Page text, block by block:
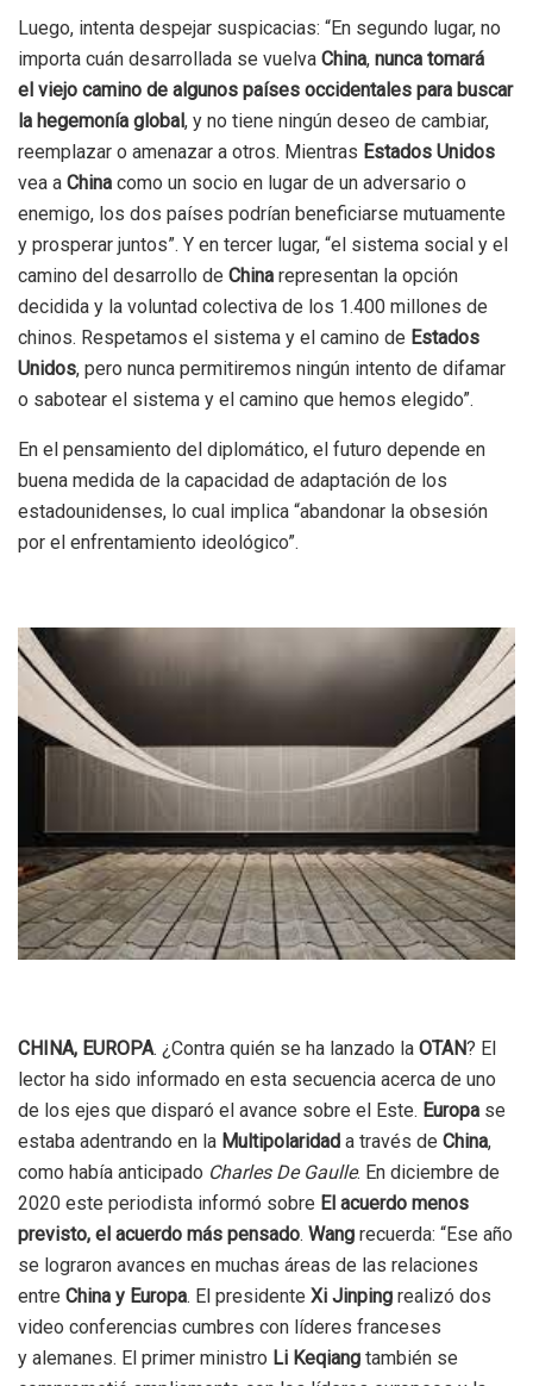
Luego, intenta despejar suspicacias: “En segundo lugar, no
importa cuán desarrollada se vuelva China, nunca tomará
el viejo camino de algunos países occidentales para buscar
la hegemonía global , y no tiene ningún deseo de cambiar,
reemplazar o amenazar a otros. Mientras Estados Unidos
vea a China como un socio en lugar de un adversario o
enemigo, los dos países podrían beneficiarse mutuamente
y prosperar juntos”. Y en tercer lugar, “el sistema social y el
camino del desarrollo de China representan la opción
decidida y la voluntad colectiva de los 1.400 millones de
chinos. Respetamos el sistema y el camino de Estados
Unidos, pero nunca permitiremos ningún intento de difamar
o sabotear el sistema y el camino que hemos elegido”.
En el pensamiento del diplomático, el futuro depende en
buena medida de la capacidad de adaptación de los
estadounidenses, lo cual implica “abandonar la obsesión
por el enfrentamiento ideológico”.
CHINA, EUROPA. ¿Contra quién se ha lanzado la OTAN? El
lector ha sido informado en esta secuencia acerca de uno
de los ejes que disparó el avance sobre el Este. Europa se
estaba adentrando en la Multipolaridad a través de China,
como había anticipado Charles De Gaulle. En diciembre de
2020 este periodista informó sobre El acuerdo menos
previsto, el acuerdo más pensado. Wang recuerda: “Ese año
se lograron avances en muchas áreas de las relaciones
entre China y Europa. El presidente Xi Jinping realizó dos
video conferencias cumbres con líderes franceses
y alemanes. El primer ministro Li Keqiang también se